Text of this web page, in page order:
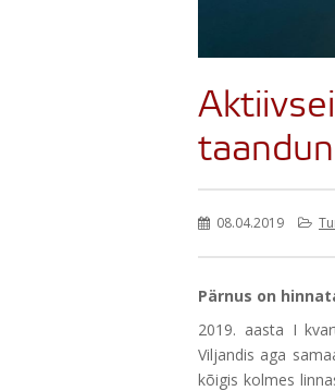
08.04.2019
Pärnus on
2019. aasta I
Viljandis aga
kõigis kolmes